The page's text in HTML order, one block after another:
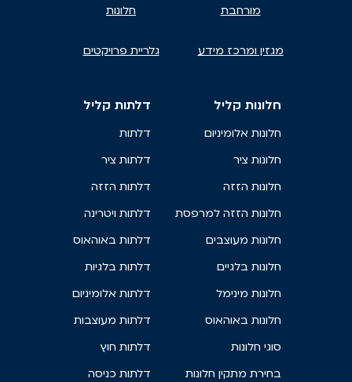
מורחבת
חלונות
מגזין ומרכז מידע גלריית פרויקטים
חלונות קליל
חלונות אלומיניום
חלונות ציר
חלונות הזזה
חלונות הזזה למרפסת
חלונות מעוצבים
חלונות בלגיים
חלונות מינימל
חלונות באוהאוס
סוגי חלונות
בחירת מתקין חלונות
דלתות קליל
דלתות
דלתות ציר
דלתות הזזה
דלתות ויטרינה
דלתות באוהאוס
דלתות בלגיות
דלתות אלומיניום
דלתות מעוצבות
דלתות חוץ
דלתות כניסה